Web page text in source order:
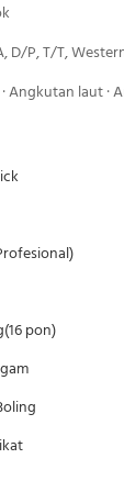
D/P, T/T,
Angkutan laut ·
pon)